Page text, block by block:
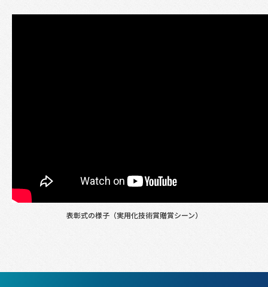
表彰式の様子（実用化技術賞贈賞シーン）